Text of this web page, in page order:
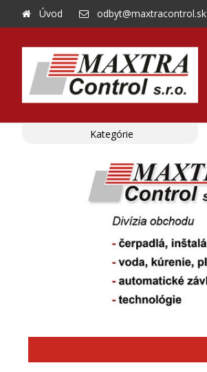
Úvod odbyt@maxtracontrol.sk
Kategórie